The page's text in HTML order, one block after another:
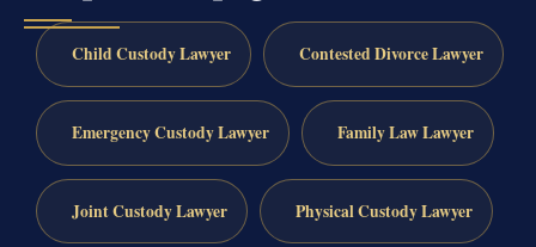
Child Custody Lawyer Contested Divorce Lawyer
Emergency Custody Lawyer Family Law Lawyer
Joint Custody Lawyer Physical Custody Lawyer